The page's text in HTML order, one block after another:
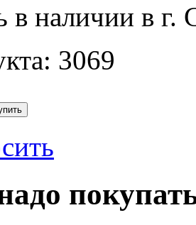
в наличии в г.
3069